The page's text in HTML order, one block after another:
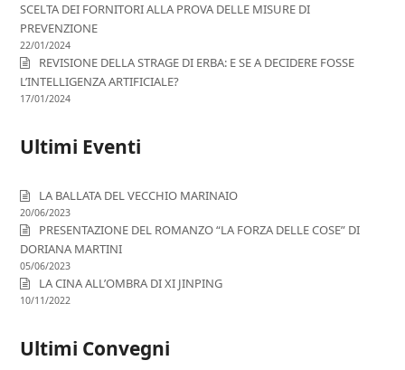
SCELTA DEI FORNITORI ALLA PROVA DELLE MISURE DI
PREVENZIONE
22/01/2024
REVISIONE DELLA STRAGE DI ERBA: E SE A DECIDERE FOSSE
L’INTELLIGENZA ARTIFICIALE?
17/01/2024
Ultimi Eventi
LA BALLATA DEL VECCHIO MARINAIO
20/06/2023
PRESENTAZIONE DEL ROMANZO “LA FORZA DELLE COSE” DI
DORIANA MARTINI
05/06/2023
LA CINA ALL’OMBRA DI XI JINPING
10/11/2022
Ultimi Convegni